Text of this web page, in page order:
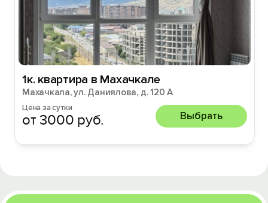
1к. квартира в Махачкале
Махачкала, ул. Даниялова, д. 120 А
Цена за сутки
от 3000 руб. Выбрать